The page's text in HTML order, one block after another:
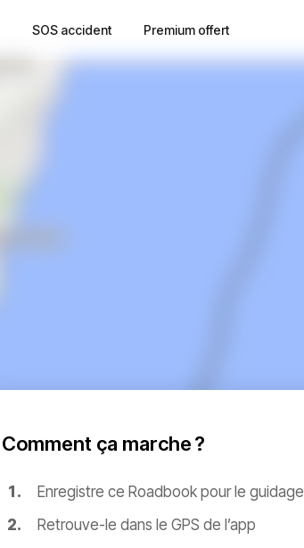
SOS accident Premium offert
Comment ça marche ?
Enregistre ce Roadbook pour le guidage
Retrouve-le dans le GPS de l’app